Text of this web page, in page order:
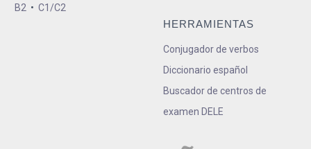
B2 • C1/C2
HERRAMIENTAS
Conjugador de verbos
Diccionario español
Buscador de centros de
examen DELE